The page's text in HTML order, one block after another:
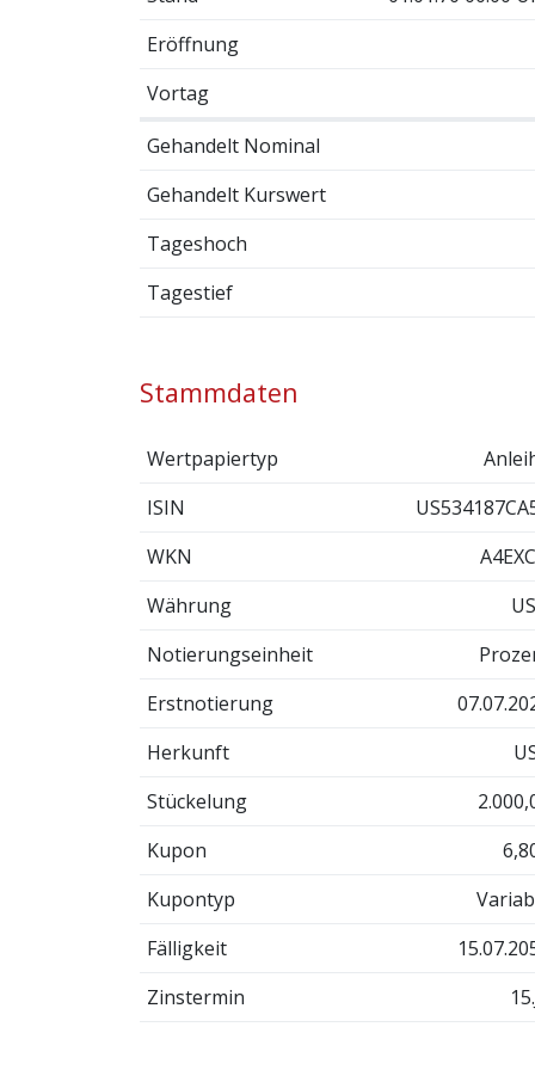
Eröffnung
Vortag
Gehandelt Nominal
Gehandelt Kurswert
Tageshoch
Tagestief
Stammdaten
Wertpapiertyp
ISIN
WKN
Währung
Notierungseinheit
Erstnotierung
Herkunft
Stückelung
Kupon
Kupontyp
Fälligkeit
Zinstermin